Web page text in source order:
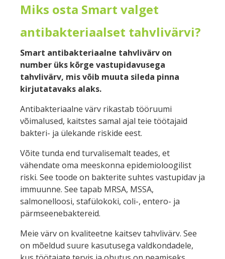
Miks osta Smart valget
antibakteriaalset tahvlivärvi?
Smart antibakteriaalne tahvlivärv on
number üks kõrge vastupidavusega
tahvlivärv, mis võib muuta sileda pinna
kirjutatavaks alaks.
Antibakteriaalne värv rikastab tööruumi
võimalused, kaitstes samal ajal teie töötajaid
bakteri- ja ülekande riskide eest.
Võite tunda end turvalisemalt teades, et
vähendate oma meeskonna epidemioloogilist
riski. See toode on bakterite suhtes vastupidav ja
immuunne. See tapab MRSA, MSSA,
salmonelloosi, stafülokoki, coli-, entero- ja
pärmseenebaktereid.
Meie värv on kvaliteetne kaitsev tahvlivärv. See
on mõeldud suure kasutusega valdkondadele,